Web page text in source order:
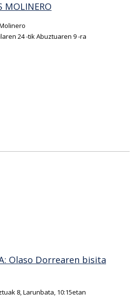
MOLINERO
24-tikAbuztuaren 9-ra
Olaso Dorrearen bisita
8, Larunbata, 10:15etan